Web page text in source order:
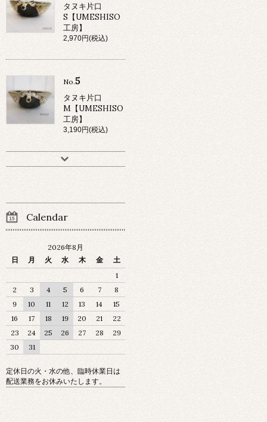
タヌキ片口
S【UMESHISO
工房】
2,970円(税込)
No.5
タヌキ片口
M【UMESHISO
工房】
3,190円(税込)
Calendar
2026年8月
日
月 火 水 木 金
土
1
2
3 4 5 6 7
8
9
10 11 12 13 14
15
16
17 18 19 20 21
22
23
24 25 26 27 28
29
30
31
定休日の火・水の他、臨時休業日は
配送業務をお休みいたします。